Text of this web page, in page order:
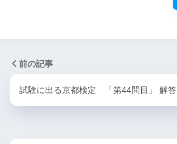
前の記事
試験に出る京都検定 「第44問目」 解答